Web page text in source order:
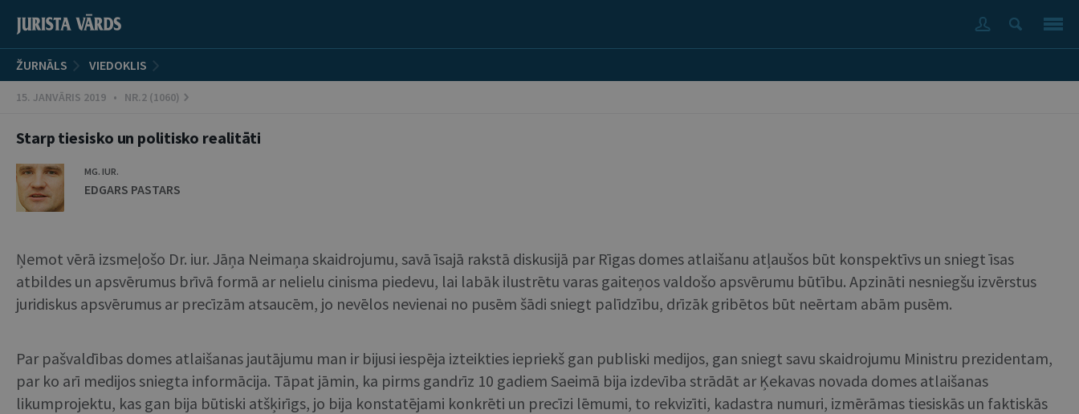
ŽURNĀLS VIEDOKLIS
15. JANVĀRIS 2019 • NR.2 (1060)
Starp tiesisko un politisko realitāti
MG. IUR.
EDGARS PASTARS
Ņemot vērā izsmeļošo Dr. iur. Jāņa Neimaņa skaidrojumu, savā īsajā rakstā diskusijā par Rīgas domes atlaišanu atļaušos būt konspektīvs un sniegt īsas
atbildes un apsvērumus brīvā formā ar nelielu cinisma piedevu, lai labāk ilustrētu varas gaiteņos valdošo apsvērumu būtību. Apzināti nesniegšu izvērstus
juridiskus apsvērumus ar precīzām atsaucēm, jo nevēlos nevienai no pusēm šādi sniegt palīdzību, drīzāk gribētos būt neērtam abām pusēm.
Par pašvaldības domes atlaišanas jautājumu man ir bijusi iespēja izteikties iepriekš gan publiski medijos, gan sniegt savu skaidrojumu Ministru prezidentam,
par ko arī medijos sniegta informācija. Tāpat jāmin, ka pirms gandrīz 10 gadiem Saeimā bija izdevība strādāt ar Ķekavas novada domes atlaišanas
likumprojektu, kas gan bija būtiski atšķirīgs, jo bija konstatējami konkrēti un precīzi lēmumi, to rekvizīti, kadastra numuri, izmērāmas tiesiskās un faktiskās